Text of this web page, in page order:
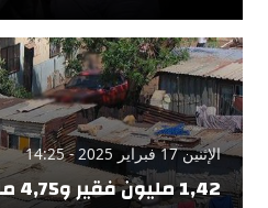
الإثنين 17 فبراير 2025 - 14:25
1,42 مليون فقير و4,75 مليون..